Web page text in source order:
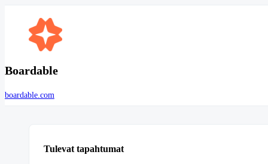
Boardable
boardable.com
Tulevat tapahtumat